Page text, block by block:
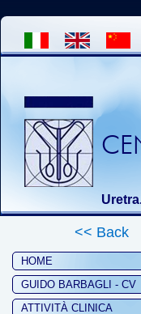
<< Back
HOME
GUIDO BARBAGLI - CV
ATTIVITÀ CLINICA